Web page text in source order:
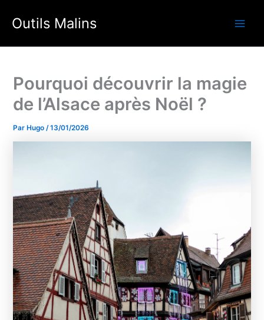
Outils Malins
Pourquoi découvrir la magie
de l’Alsace après Noël ?
ParHugo /13/01/2026